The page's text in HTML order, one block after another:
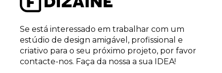
Se está interessado em trabalhar com um
estúdio de design amigável, profissional e
criativo para o seu próximo projeto, por favor
contacte-nos. Faça da nossa a sua IDEA!